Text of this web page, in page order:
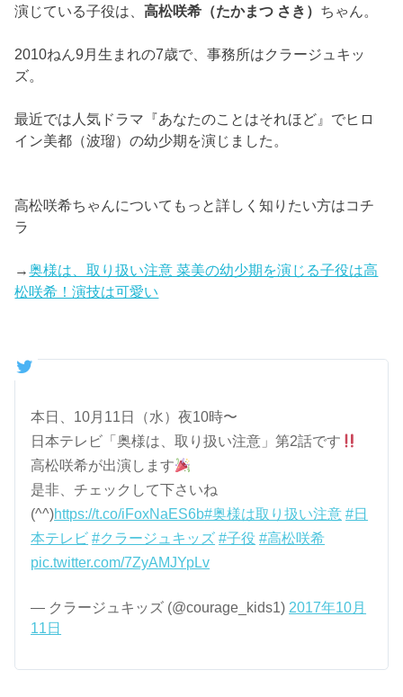
演じている子役は、高松咲希（たかまつ さき） ちゃん。
2010ねん9月生まれの7歳で、事務所はクラージュキッ
ズ。
最近では人気ドラマ『あなたのことはそれほど』でヒロ
イン美都（波瑠）の幼少期を演じました。
高松咲希ちゃんについてもっと詳しく知りたい方はコチ
ラ
→奥様は、取り扱い注意 菜美の幼少期を演じる子役は高
松咲希！演技は可愛い
本日、10月11日（水）夜10時〜
日本テレビ「奥様は、取り扱い注意」第2話です
高松咲希が出演します
是非、チェックして下さいね
(^^)https://t.co/iFoxNaES6b#奥様は取り扱い注意 #日
本テレビ #クラージュキッズ #子役 #高松咲希
pic.twitter.com/7ZyAMJYpLv
— クラージュキッズ (@courage_kids1) 2017年10月
11日